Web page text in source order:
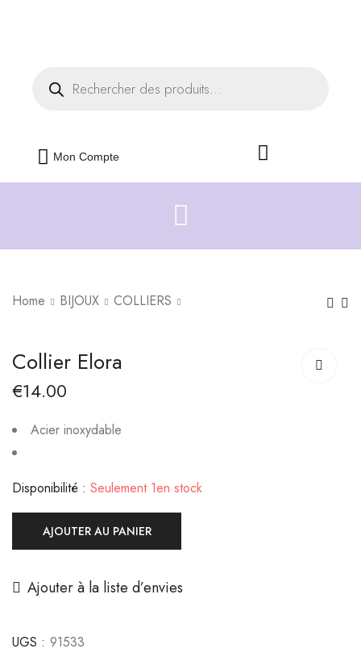
Mon Compte
Home BIJOUX COLLIERS
Collier Elora
€14.00
Acier inoxydable
Disponibilité : Seulement 1en stock
AJOUTER AU PANIER
Ajouter à la liste d’envies
UGS : 91533